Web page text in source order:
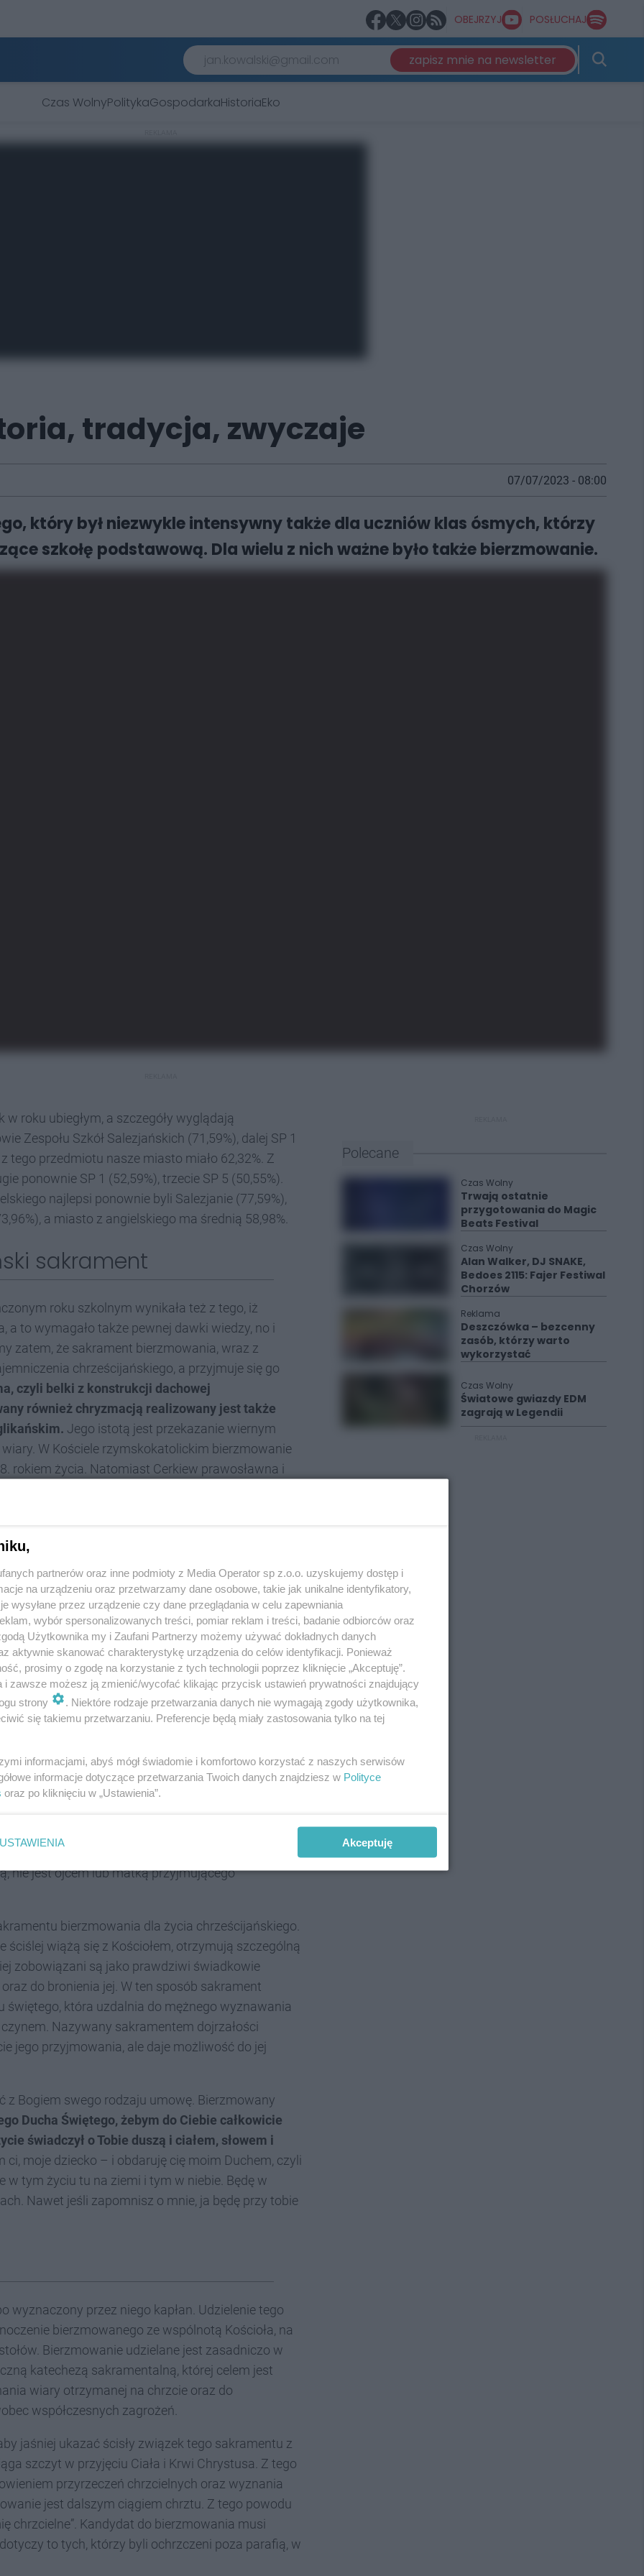
OBEJRZYJ POSŁUCHAJ
zapisz mnie na newsletter
Czas WolnyPolitykaGospodarkaHistoriaEko
tradycja, zwyczaje
07/07/2023 - 08:00
który był niezwykle intensywny także dla uczniów klas ósmych, którzy
szkołę podstawową. Dla wielu z nich ważne było także bierzmowanie.
roku ubiegłym, a szczegóły wyglądają
Zespołu Szkół Salezjańskich (71,59%), dalej SP 1
tego przedmiotu nasze miasto miało 62,32%. Z
ponownie SP 1 (52,59%), trzecie SP 5 (50,55%).
najlepsi ponownie byli Salezjanie (77,59%),
a miasto z angielskiego ma średnią 58,98%.
sakrament
roku szkolnym wynikała też z tego, iż
a to wymagało także pewnej dawki wiedzy, no i
zatem, że sakrament bierzmowania, wraz z
chrześcijańskiego, a przyjmuje się go
czyli belki z konstrukcji dachowej
również chryzmacją realizowany jest także
Jego istotą jest przekazanie wiernym
W Kościele rzymskokatolickim bierzmowanie
rokiem życia. Natomiast Cerkiew prawosławna i
po chrzcie.
decyzję bycia uczniem Chrystusa, potwierdza
podczas chrztu poprosili Kościół o włączenie
mają konfirmację, katolicy bierzmowanie,
13-letni chłopiec żydowski staje się pełnoletni
Prawa Mojżeszowego). Z kolei niemieccy
święto dla młodzieży. To pragnienie zrealizował
człowiekiem wierzącym i w roku 1852
konfirmacji i bierzmowania. Ten akt
czyli takie przyjęcie do świata dorosłych.
w trakcie przyjmowania tego sakramentu.
obowiązki wypływające z przyjęcia tego
świadek kładzie prawą rękę na ramieniu
które młody człowiek przyjmuje. Świadek powinien
ma ukończone szesnaście lat, jest katolikiem,
nie jest ojcem lub matką przyjmującego
bierzmowania dla życia chrześcijańskiego.
wiążą się z Kościołem, otrzymują szczególną
zobowiązani są jako prawdziwi świadkowie
do bronienia jej. W ten sposób sakrament
świętego, która uzdalnia do mężnego wyznawania
Nazywany sakramentem dojrzałości
jego przyjmowania, ale daje możliwość do jej
Bogiem swego rodzaju umowę. Bierzmowany
Ducha Świętego, żebym do Ciebie całkowicie
świadczył o Tobie duszą i ciałem, słowem i
ci, moje dziecko – i obdaruję cię moim Duchem, czyli
w tym życiu tu na ziemi i tym w niebie. Będę w
Nawet jeśli zapomnisz o mnie, ja będę przy tobie
przez niego kapłan. Udzielenie tego
bierzmowanego ze wspólnotą Kościoła, na
Bierzmowanie udzielane jest zasadniczo w
katechezą sakramentalną, której celem jest
wiary otrzymanej na chrzcie oraz do
współczesnych zagrożeń.
jaśniej ukazać ścisły związek tego sakramentu z
szczyt w przyjęciu Ciała i Krwi Chrystusa. Z tego
przyrzeczeń chrzcielnych oraz wyznania
jest dalszym ciągiem chrztu. Z tego powodu
chrzcielne”. Kandydat do bierzmowania musi
to tych, którzy byli ochrzczeni poza parafią, w
Polecane
Czas Wolny
Trwają ostatnie
przygotowania do Magic
Beats Festival
Czas Wolny
Alan Walker, DJ SNAKE,
Bedoes 2115: Fajer Festiwal
Chorzów
Reklama
Deszczówka – bezcenny
zasób, którzy warto
wykorzystać
Czas Wolny
Światowe gwiazdy EDM
zagrają w Legendii
partnerów oraz inne podmioty z Media Operator sp z.o.o. uzyskujemy dostęp i
na urządzeniu oraz przetwarzamy dane osobowe, takie jak unikalne identyfikatory,
wysyłane przez urządzenie czy dane przeglądania w celu zapewniania
wybór spersonalizowanych treści, pomiar reklam i treści, badanie odbiorców oraz
Użytkownika my i Zaufani Partnerzy możemy używać dokładnych danych
aktywnie skanować charakterystykę urządzenia do celów identyfikacji. Ponieważ
prosimy o zgodę na korzystanie z tych technologii poprzez kliknięcie „Akceptuję”.
i zawsze możesz ją zmienić/wycofać klikając przycisk ustawień prywatności znajdujący
strony
. Niektóre rodzaje przetwarzania danych nie wymagają zgody użytkownika,
się takiemu przetwarzaniu. Preferencje będą miały zastosowania tylko na tej
informacjami, abyś mógł świadomie i komfortowo korzystać z naszych serwisów
informacje dotyczące przetwarzania Twoich danych znajdziesz w Polityce
oraz po kliknięciu w „Ustawienia”.
USTAWIENIA Akceptuję